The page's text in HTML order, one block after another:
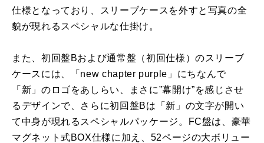
仕様となっており、スリーブケースを外すと写真の全
貌が現れるスペシャルな仕掛け。
また、初回盤 Bおよび通常盤（初回仕様）のスリーブ
ケースには、「 new chapter purple 」にちなんで
「新」のロゴをあしらい、まさに”幕開け”を感じさせ
るデザインで、さらに初回盤Bは「新」の文字が開い
て中身が現れるスペシャルパッケージ。
FC盤は、豪華
マグネット式BOX仕様に加え、 52ページの大ボリュー